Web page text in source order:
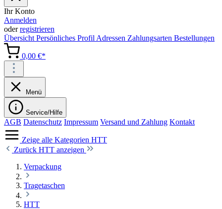
Ihr Konto
Anmelden
oderregistrieren
Übersicht Persönliches Profil Adressen Zahlungsarten Bestellungen
0,00 €*
Menü
Service/Hilfe
AGB Datenschutz Impressum Versand und Zahlung Kontakt
Zeige alle Kategorien HTT
Zurück HTT anzeigen
Verpackung
Tragetaschen
HTT